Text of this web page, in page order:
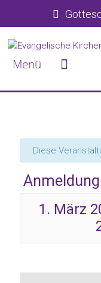
Diese
1. März